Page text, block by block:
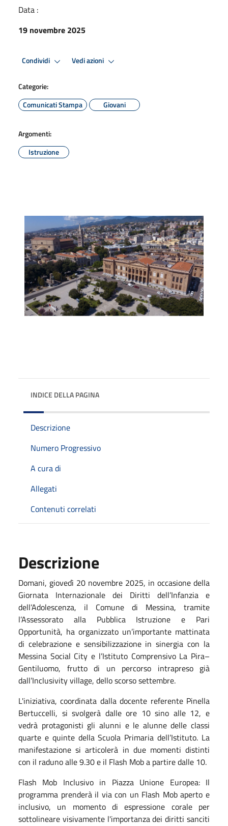
Data :
19 novembre 2025
Condividi Vedi azioni
Categorie:
Comunicati Stampa
Giovani
Argomenti:
Istruzione
INDICE DELLA PAGINA
Descrizione
Numero Progressivo
A cura di
Allegati
Contenuti correlati
Descrizione
Domani, giovedì 20 novembre 2025, in occasione della
Giornata Internazionale dei Diritti dell’Infanzia e
dell’Adolescenza, il Comune di Messina, tramite
l’Assessorato alla Pubblica Istruzione e Pari
Opportunità, ha organizzato un’importante mattinata
di celebrazione e sensibilizzazione in sinergia con la
Messina Social City e l’Istituto Comprensivo La Pira–
Gentiluomo, frutto di un percorso intrapreso già
dall’Inclusivity village, dello scorso settembre.
L'iniziativa, coordinata dalla docente referente Pinella
Bertuccelli, si svolgerà dalle ore 10 sino alle 12, e
vedrà protagonisti gli alunni e le alunne delle classi
quarte e quinte della Scuola Primaria dell’Istituto. La
manifestazione si articolerà in due momenti distinti
con il raduno alle 9.30 e il Flash Mob a partire dalle 10.
Flash Mob Inclusivo in Piazza Unione Europea: Il
programma prenderà il via con un Flash Mob aperto e
inclusivo, un momento di espressione corale per
sottolineare visivamente l'importanza dei diritti sanciti